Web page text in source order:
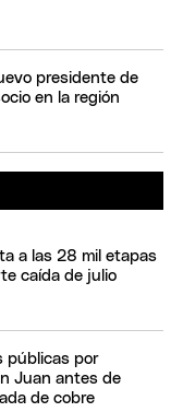
presidente de
en la región
a las 28 mil etapas
caída de julio
públicas por
Juan antes de
de cobre